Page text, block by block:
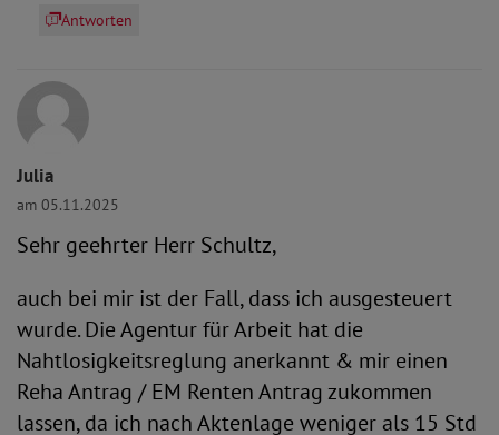
Antworten
Julia
am 05.11.2025
Sehr geehrter Herr Schultz,
auch bei mir ist der Fall, dass ich ausgesteuert
wurde. Die Agentur für Arbeit hat die
Nahtlosigkeitsreglung anerkannt & mir einen
Reha Antrag / EM Renten Antrag zukommen
lassen, da ich nach Aktenlage weniger als 15 Std